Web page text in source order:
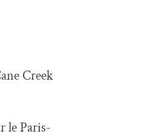
Creek
le Paris-